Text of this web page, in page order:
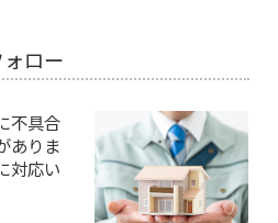
ロー
不具合
ありま
対応い